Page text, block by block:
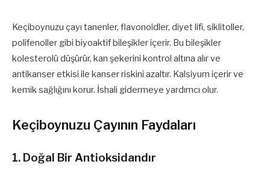
Keçiboynuzu çayı tanenler, flavonoidler, diyet lifi, siklitoller,
polifenoller gibi biyoaktif bileşikler içerir. Bu bileşikler
kolesterolü düşürür, kan şekerini kontrol altına alır ve
antikanser etkisi ile kanser riskini azaltır. Kalsiyum içerir ve
kemik sağlığını korur. İshali gidermeye yardımcı olur.
Keçiboynuzu Çayının Faydaları
1. Doğal Bir Antioksidandır